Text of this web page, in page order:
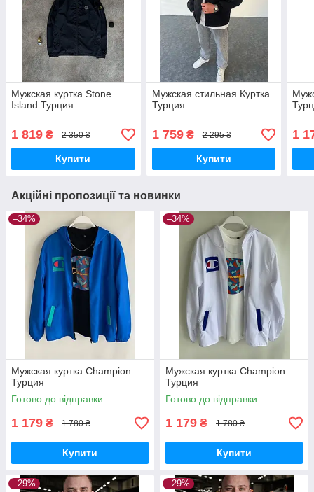
Мужская куртка Stone
Island Турция
1 819 ₴ 2 350 ₴
Купити
Мужская стильная Куртка
Турция
1 759₴ 2 295 ₴
Купити
1
Акційні пропозиції та новинки
–34%
Мужская куртка Champion
Турция
Готово до відправки
1 179 ₴ 1 780 ₴
Купити
–34%
Мужская куртка Champion
Турция
Готово до відправки
1 179 ₴ 1 780 ₴
Купити
–29% –29%